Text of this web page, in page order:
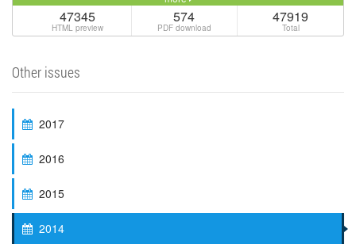
47345
HTML preview
574
PDF download
47919
Total
Other issues
2017
2016
2015
2014